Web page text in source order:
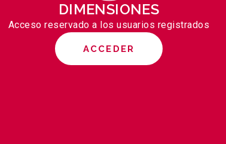
DIMENSIONES
Acceso reservado a los usuarios registrados
ACCEDER